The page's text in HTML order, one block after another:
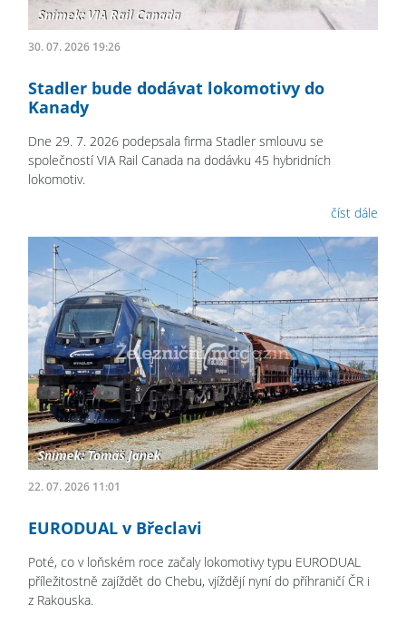
30. 07. 2026 19:26
Stadler bude dodávat lokomotivy do
Kanady
Dne 29. 7. 2026 podepsala firma Stadler smlouvu se
společností VIA Rail Canada na dodávku 45 hybridních
lokomotiv.
číst dále
22. 07. 2026 11:01
EURODUAL v Břeclavi
Poté, co v loňském roce začaly lokomotivy typu EURODUAL
příležitostně zajíždět do Chebu, vjíždějí nyní do příhraničí ČR i
z Rakouska.